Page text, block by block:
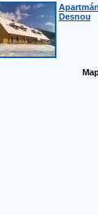
Desnou